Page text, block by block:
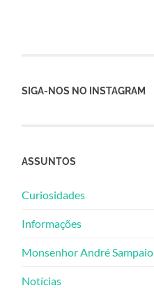
SIGA-NOS NO INSTAGRAM
ASSUNTOS
Curiosidades
Informações
Monsenhor André Sampaio
Notícias